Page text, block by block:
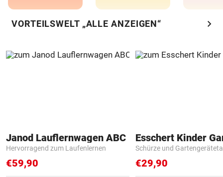
VORTEILSWELT „ALLE ANZEIGEN“ chevron_right
Janod Lauflernwagen ABC
Hervorragend zum Laufenlernen
€59,90
Schürze und
€29,90